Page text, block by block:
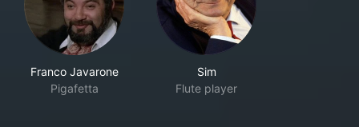
Franco Javarone
Pigafetta
Sim
Flute player